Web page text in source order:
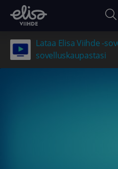
Lataa Elisa Viihde -
sovelluskaupastasi